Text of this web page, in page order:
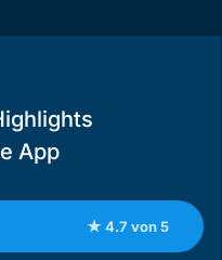
App
★ 4.7 von 5